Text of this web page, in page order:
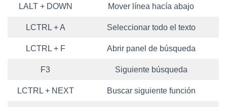
LALT + DOWN Mover línea hacía abajo
LCTRL + A Seleccionar todo el texto
LCTRL + F Abrir panel de búsqueda
F3 Siguiente búsqueda
LCTRL + NEXT Buscar siguiente función